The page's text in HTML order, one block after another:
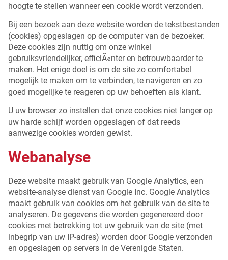
hoogte te stellen wanneer een cookie wordt verzonden.
Bij een bezoek aan deze website worden de tekstbestanden
(cookies) opgeslagen op de computer van de bezoeker.
Deze cookies zijn nuttig om onze winkel
gebruiksvriendelijker, efficiÃ«nter en betrouwbaarder te
maken. Het enige doel is om de site zo comfortabel
mogelijk te maken om te verbinden, te navigeren en zo
goed mogelijke te reageren op uw behoeften als klant.
U uw browser zo instellen dat onze cookies niet langer op
uw harde schijf worden opgeslagen of dat reeds
aanwezige cookies worden gewist.
Webanalyse
Deze website maakt gebruik van Google Analytics, een
website-analyse dienst van Google Inc. Google Analytics
maakt gebruik van cookies om het gebruik van de site te
analyseren. De gegevens die worden gegenereerd door
cookies met betrekking tot uw gebruik van de site (met
inbegrip van uw IP-adres) worden door Google verzonden
en opgeslagen op servers in de Verenigde Staten.